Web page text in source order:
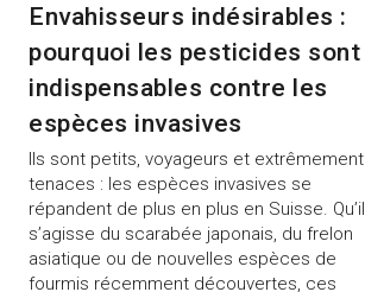
Envahisseurs indésirables :
pourquoi les pesticides sont
indispensables contre les
espèces invasives
Ils sont petits, voyageurs et extrêmement
tenaces : les espèces invasives se
répandent de plus en plus en Suisse. Qu’il
s’agisse du scarabée japonais, du frelon
asiatique ou de nouvelles espèces de
fourmis récemment découvertes, ces